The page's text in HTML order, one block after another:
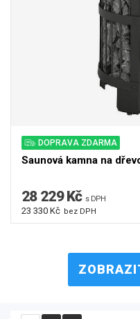
DOPRAVA ZDARMA
Saunová kamna na
28 229 Kč s DPH
23 330 Kč bez DPH